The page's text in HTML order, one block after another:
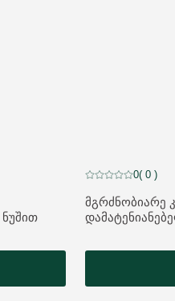
5-დან შეფასებულია 0
NEW LOOK
ᲛᲔᲢᲘ
მგრძნობიარე
მიმდინარე
0( 0 )